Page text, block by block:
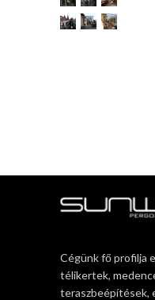
Cégünk fő profilja
télikertek,
teraszbeépítések,